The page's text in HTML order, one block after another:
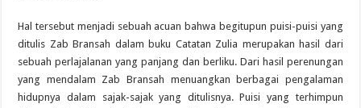
Hal tersebut menjadi sebuah acuan bahwa begitupun puisi-puisi yang
ditulis Zab Bransah dalam buku Catatan Zulia merupakan hasil dari
sebuah perlajalanan yang panjang dan berliku. Dari hasil perenungan
yang mendalam Zab Bransah menuangkan berbagai pengalaman
hidupnya dalam sajak-sajak yang ditulisnya. Puisi yang terhimpun